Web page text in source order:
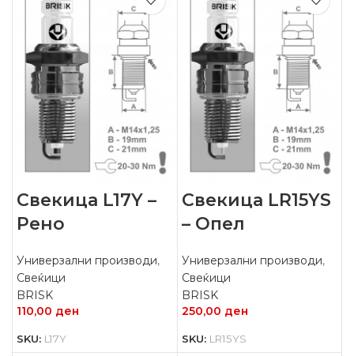
Свекица L17Y –
Рено
Универзални производи,
Свеќици
BRISK
110,00 ден
SKU: L17Y
Свекица LR15YS
– Опел
Универзални производи,
Свеќици
BRISK
250,00 ден
SKU: LR15YS